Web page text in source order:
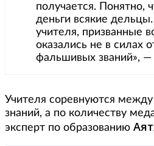
получается. Понятно,
деньги всякие
учителя, призванные
оказались не в силах
фальшивых званий», —
Учителя соревнуются
знаний, а по количеству
эксперт по образованию